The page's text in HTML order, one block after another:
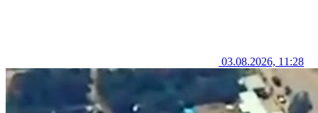
03.08.2026, 11:28